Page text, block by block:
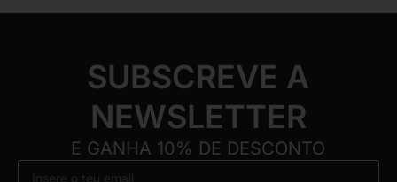
SUBSCREVE A
NEWSLETTER
E GANHA 10% DE DESCONTO